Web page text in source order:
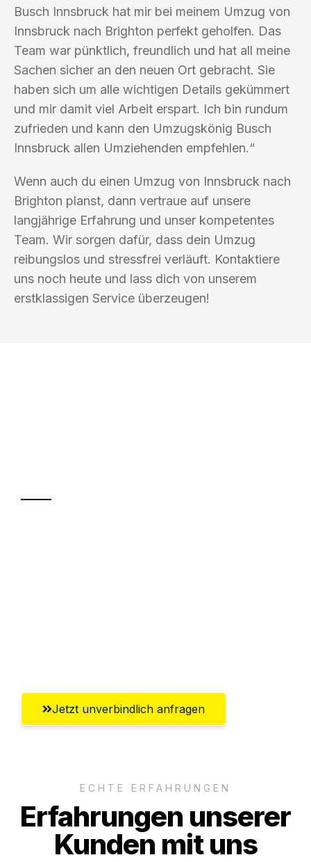
Busch Innsbruck hat mir bei meinem Umzug von
Innsbruck nach Brighton perfekt geholfen. Das
Team war pünktlich, freundlich und hat all meine
Sachen sicher an den neuen Ort gebracht. Sie
haben sich um alle wichtigen Details gekümmert
und mir damit viel Arbeit erspart. Ich bin rundum
zufrieden und kann den Umzugskönig Busch
Innsbruck allen Umziehenden empfehlen.“
Wenn auch du einen Umzug von Innsbruck nach
Brighton planst, dann vertraue auf unsere
langjährige Erfahrung und unser kompetentes
Team. Wir sorgen dafür, dass dein Umzug
reibungslos und stressfrei verläuft. Kontaktiere
uns noch heute und lass dich von unserem
erstklassigen Service überzeugen!
Jetzt unverbindlich anfragen
ECHTE ERFAHRUNGEN
Erfahrungen unserer
Kunden mit uns